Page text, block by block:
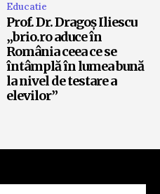
Educatie
Prof. Dr. Dragoș Iliescu
„brio.ro aduce în
România ceea ce se
întâmplă în lumea bună
la nivel de testare a
elevilor”